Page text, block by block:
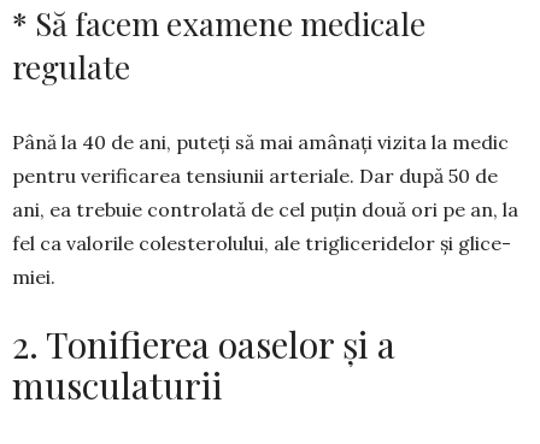
* Să facem examene medicale
regulate
Până la 40 de ani, puteți să mai amânați vizita la me­dic
pentru ve­rificarea ten­siunii ar­teriale. Dar după 50 de
ani, ea tre­buie controlată de cel puțin două ori pe an, la
fel ca valorile co­les­te­rolului, ale tri­gliceridelor și gli­ce­
m­iei.
2. Tonifierea oaselor și a
musculaturii